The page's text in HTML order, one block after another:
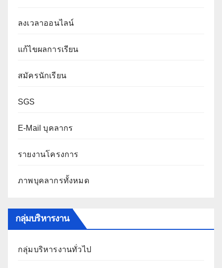
ลงเวลาออนไลน์
แก้ไขผลการเรียน
สมัครนักเรียน
SGS
E-Mail บุคลากร
รายงานโครงการ
ภาพบุคลากรทั้งหมด
กลุ่มบริหารงาน
กลุ่มบริหารงานทั่วไป